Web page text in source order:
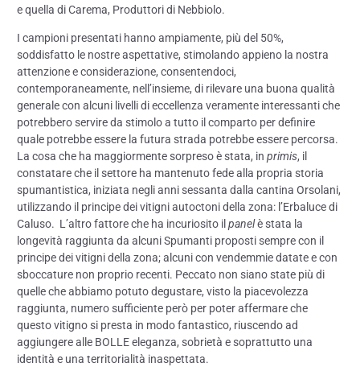
e quella di Carema, Produttori di Nebbiolo.
I campioni presentati hanno ampiamente, più del 50%,
soddisfatto le nostre aspettative, stimolando appieno la nostra
attenzione e considerazione, consentendoci,
contemporaneamente, nell’insieme, di rilevare una buona qualità
generale con alcuni livelli di eccellenza veramente interessanti che
potrebbero servire da stimolo a tutto il comparto per definire
quale potrebbe essere la futura strada potrebbe essere percorsa.
La cosa che ha maggiormente sorpreso è stata, in primis, il
constatare che il settore ha mantenuto fede alla propria storia
spumantistica, iniziata negli anni sessanta dalla cantina Orsolani,
utilizzando il principe dei vitigni autoctoni della zona: l’Erbaluce di
Caluso. L’altro fattore che ha incuriosito il panelè stata la
longevità raggiunta da alcuni Spumanti proposti sempre con il
principe dei vitigni della zona; alcuni con vendemmie datate e con
sboccature non proprio recenti. Peccato non siano state più di
quelle che abbiamo potuto degustare, visto la piacevolezza
raggiunta, numero sufficiente però per poter affermare che
questo vitigno si presta in modo fantastico, riuscendo ad
aggiungere alle BOLLE eleganza, sobrietà e soprattutto una
identità e una territorialità inaspettata.